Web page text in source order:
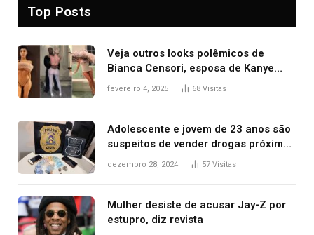
Top Posts
Veja outros looks polêmicos de
Bianca Censori, esposa de Kanye
West que apareceu nua no Grammy
fevereiro 4, 2025 68 Visitas
Adolescente e jovem de 23 anos são
suspeitos de vender drogas próximo
de delegacia e escola, diz polícia
dezembro 28, 2024 57 Visitas
Mulher desiste de acusar Jay-Z por
estupro, diz revista